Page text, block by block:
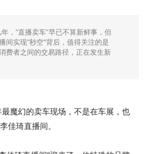
，“直播卖车”早已不算新鲜事，但
间实现“秒空”背后，值得关注的是
费者之间的交易路径，正在发生新
魔幻的卖车现场，不是在车展，也
佳琦直播间。